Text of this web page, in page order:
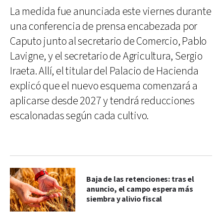
La medida fue anunciada este viernes durante
una conferencia de prensa encabezada por
Caputo junto al secretario de Comercio, Pablo
Lavigne, y el secretario de Agricultura, Sergio
Iraeta. Allí, el titular del Palacio de Hacienda
explicó que el nuevo esquema comenzará a
aplicarse desde 2027 y tendrá reducciones
escalonadas según cada cultivo.
Baja de las retenciones: tras el
anuncio, el campo espera más
siembra y alivio fiscal